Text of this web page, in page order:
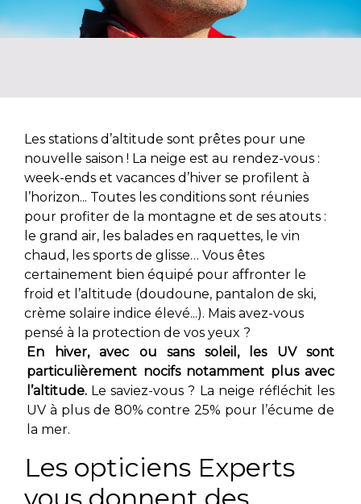
Les stations d’altitude sont prêtes pour une
nouvelle saison ! La neige est au rendez-vous :
week-ends et vacances d’hiver se profilent à
l’horizon... Toutes les conditions sont réunies
pour profiter de la montagne et de ses atouts :
le grand air, les balades en raquettes, le vin
chaud, les sports de glisse… Vous êtes
certainement bien équipé pour affronter le
froid et l’altitude (doudoune, pantalon de ski,
crème solaire indice élevé...). Mais avez-vous
pensé à la protection de vos yeux ?
En hiver, avec ou sans soleil, les UV sont
particulièrement nocifs notamment plus avec
l’altitude. Le saviez-vous ? La neige réfléchit les
UV à plus de 80% contre 25% pour l’écume de
la mer.
Les opticiens Experts